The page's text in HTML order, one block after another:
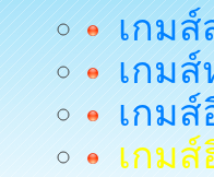
เกมส์
เกมส์
เกมส์
เกม